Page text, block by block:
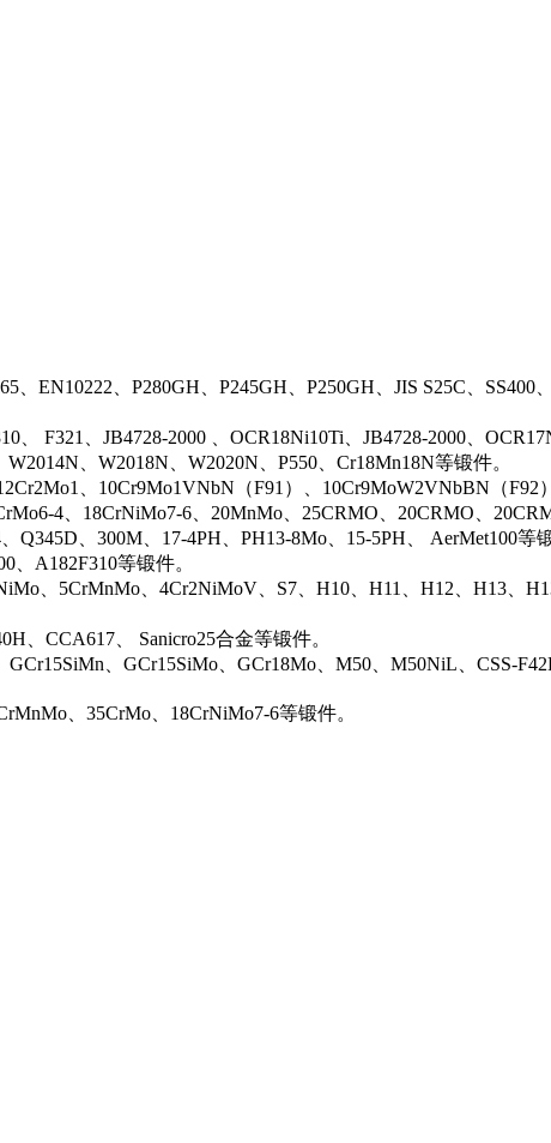
EN10222、P280GH、P245GH、P250GH、JIS S25C、SS400
F321、JB4728-2000 、OCR18Ni10Ti、JB4728-2000、
、W2018N、W2020N、P550、Cr18Mn18N等锻件。
、10Cr9Mo1VNbN（F91）、10Cr9MoW2VNbBN（F92
4、18CrNiMo7-6、20MnMo、25CRMO、20CRMO、
、300M、17-4PH、PH13-8Mo、15-5PH、 AerMet100等
、A182F310等锻件。
、5CrMnMo、4Cr2NiMoV、S7、H10、H11、H12、H13、
、CCA617、 Sanicro25合金等锻件。
、GCr15SiMo、GCr18Mo、M50、M50NiL、CSS-
、35CrMo、18CrNiMo7-6等锻件。